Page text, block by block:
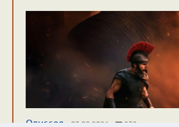
Одиссея 03.08.2026 232